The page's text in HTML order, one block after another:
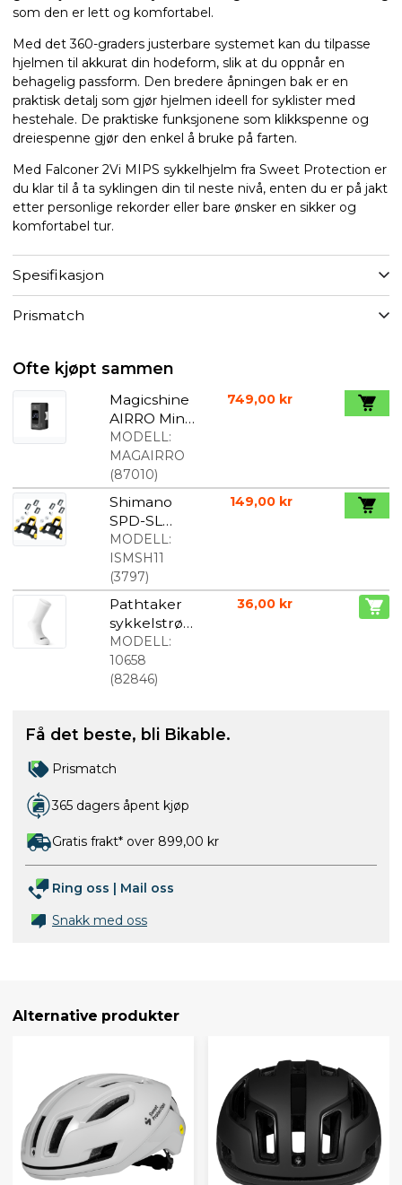
som den er lett og komfortabel.
Med det 360-graders justerbare systemet kan du tilpasse
hjelmen til akkurat din hodeform, slik at du oppnår en
behagelig passform. Den bredere åpningen bak er en
praktisk detalj som gjør hjelmen ideell for syklister med
hestehale. De praktiske funksjonene som klikkspenne og
dreiespenne gjør den enkel å bruke på farten.
Med Falconer 2Vi MIPS sykkelhjelm fra Sweet Protection er
du klar til å ta syklingen din til neste nivå, enten du er på jakt
etter personlige rekorder eller bare ønsker en sikker og
komfortabel tur.
Spesifikasjon
Prismatch
Ofte kjøpt sammen
Magicshine
AIRRO Mini
elektrisk
Sykkelpum
pe
MODELL:
MAGAIRRO
(87010)
749,00 kr
Shimano
SPD-SL
Klamper
Gul
MODELL:
ISMSH11
(3797)
149,00 kr
Pathtaker
sykkelstrø
mper hvit
MODELL:
10658
(82846)
36,00 kr
Få det beste, bli Bikable.
Prismatch
365 dagers åpent kjøp
Gratis frakt* over 899,00 kr
Ring oss
Mail oss
Snakk med oss
Alternative produkter